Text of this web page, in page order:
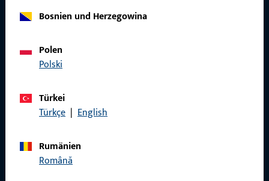
Bosnien und Herzegowina
Polen
Polski
Türkei
Türkçe | English
Rumänien
Română
Allgemeines